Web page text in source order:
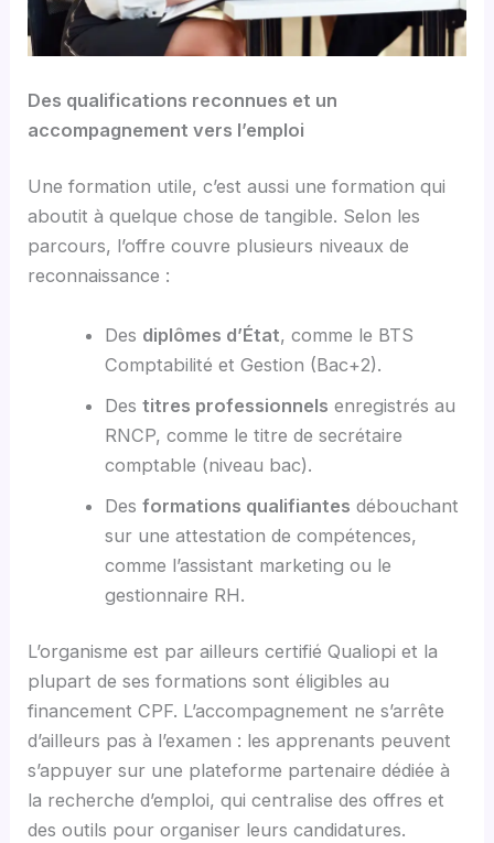
Des qualifications reconnues et un
accompagnement vers l’emploi
Une formation utile, c’est aussi une formation qui
aboutit à quelque chose de tangible. Selon les
parcours, l’offre couvre plusieurs niveaux de
reconnaissance :
Des diplômes d’État, comme le BTS
Comptabilité et Gestion (Bac+2).
Des titres professionnels enregistrés au
RNCP, comme le titre de secrétaire
comptable (niveau bac).
Des formations qualifiantes débouchant
sur une attestation de compétences,
comme l’assistant marketing ou le
gestionnaire RH.
L’organisme est par ailleurs certifié Qualiopi et la
plupart de ses formations sont éligibles au
financement CPF. L’accompagnement ne s’arrête
d’ailleurs pas à l’examen : les apprenants peuvent
s’appuyer sur une plateforme partenaire dédiée à
la recherche d’emploi, qui centralise des offres et
des outils pour organiser leurs candidatures.